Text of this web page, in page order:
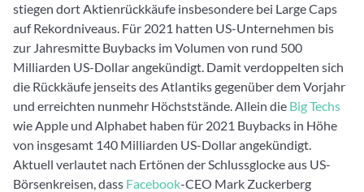
stiegen dort Aktienrückkäufe insbesondere bei Large Caps
auf Rekordniveaus. Für 2021 hatten US-Unternehmen bis
zur Jahresmitte Buybacks im Volumen von rund 500
Milliarden US-Dollar angekündigt. Damit verdoppelten sich
die Rückkäufe jenseits des Atlantiks gegenüber dem Vorjahr
und erreichten nunmehr Höchststände. Allein die Big Techs
wie Apple und Alphabet haben für 2021 Buybacks in Höhe
von insgesamt 140 Milliarden US-Dollar angekündigt.
Aktuell verlautet nach Ertönen der Schlussglocke aus US-
Börsenkreisen, dass Facebook-CEO Mark Zuckerberg